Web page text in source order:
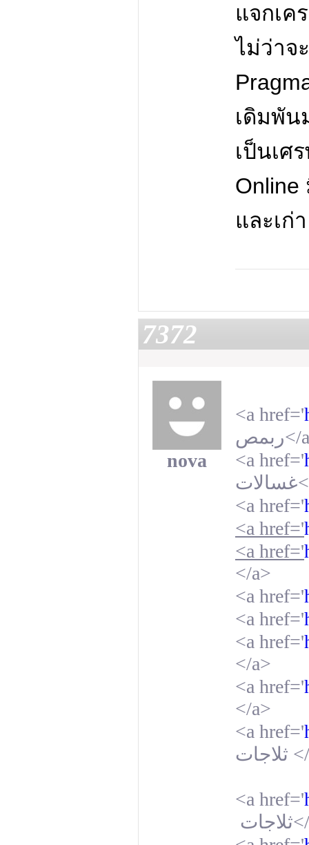
แจกเ
ไม่ว่าจ
เดิมพัน
เป็นเศ
Online
และเก่า
7372
nova
<a href='
بمص ر</
<a href='
غسالات
<a href='
<a href='
<a href='
</a>
<a href='
<a href='
<a href='
</a>
<a href='
</a>
<a href='
ثلاجات
<a href='
ثلاجات